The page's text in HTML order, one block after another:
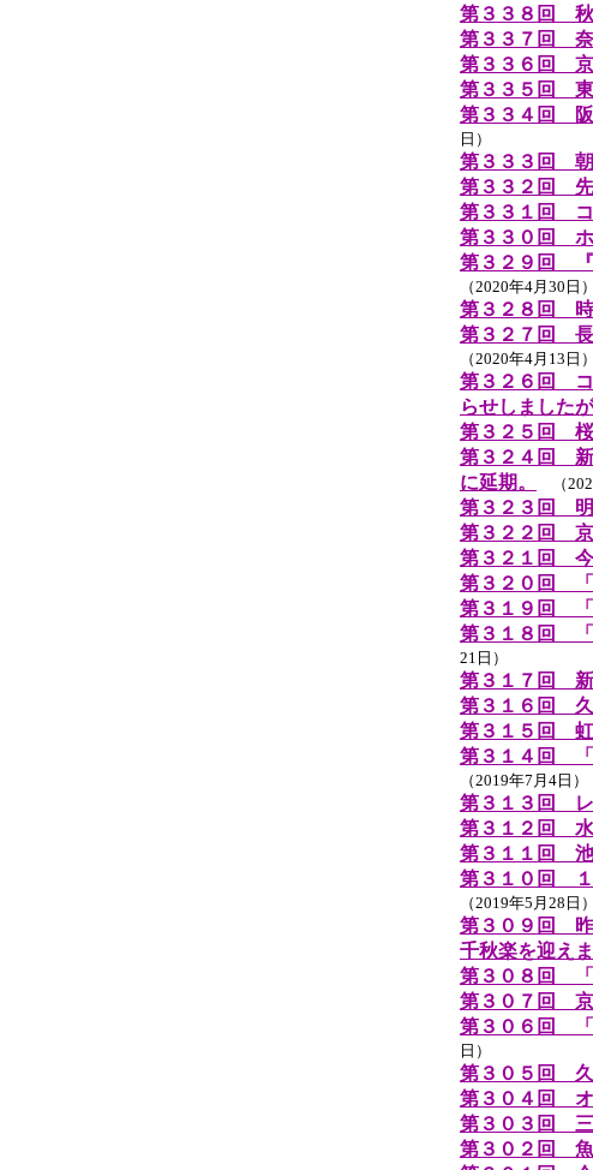
第３３８回
第３３７回 奈
第３３６回 京
第３３５回 東
第３３４回 阪
日）
第３３３回
第３３２回 先
第３３１回 コ
第３３０回 ホ
第３２９回 『
（2020年4月30日）
第３２８回 時
第３２７回 長
（2020年4月13日）
第３２６回 コ
らせしました
第３２５回 桜
第３２４回 新
に延期。
（
第３２３回 明
第３２２回
第３２１回 今
第３２０回 「
第３１９回 「
第３１８回 「
21日）
第３１７回 新
第３１６回 久
第３１５回
第３１４回 「
（2019年7月4日）
第３１３回 レ
第３１２回
第３１１回 池
第３１０回 １
（2019年5月28日）
第３０９回 昨
千秋楽を迎え
第３０８回 「
第３０７回 京
第３０６回 「
日）
第３０５回 久
第３０４回 オ
第３０３回 三
第３０２回 魚